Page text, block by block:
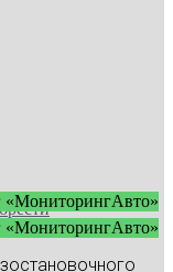
«МониторингАвто»
«МониторингАвто»